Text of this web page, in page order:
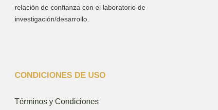
relación de confianza con el laboratorio de
investigación/desarrollo.
CONDICIONES DE USO
Términos y Condiciones